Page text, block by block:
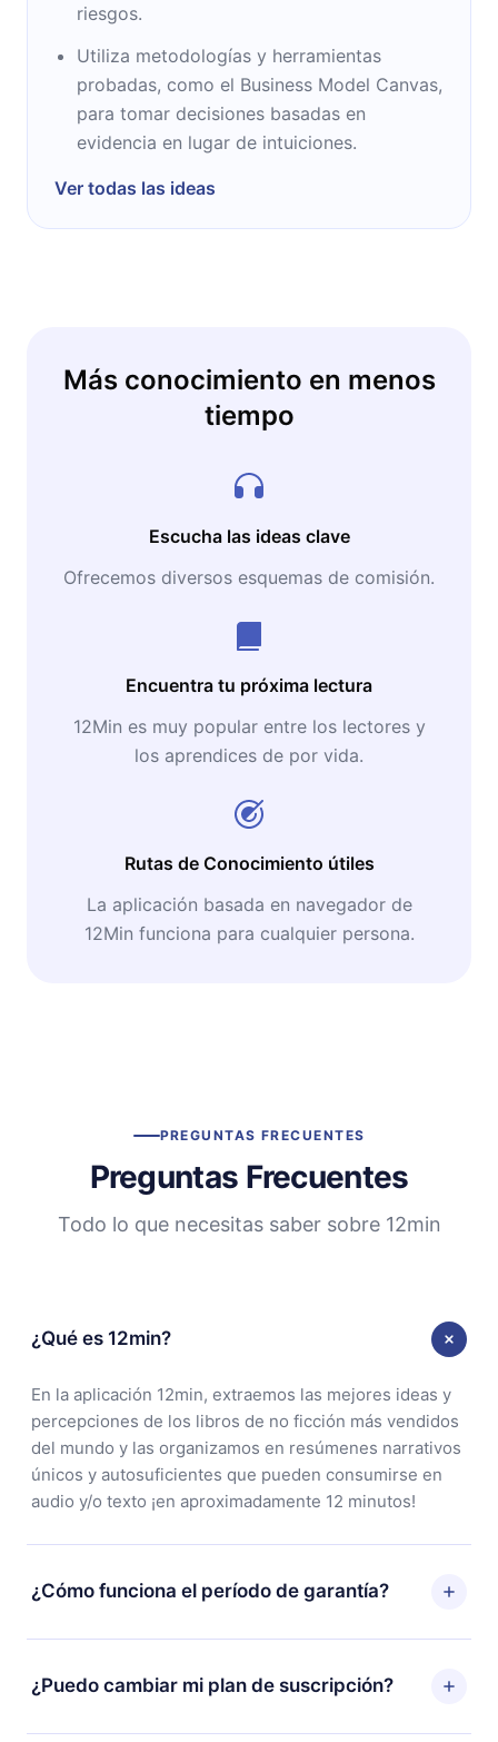
riesgos.
Utiliza metodologías y herramientas
probadas, como el Business Model Canvas,
para tomar decisiones basadas en
evidencia en lugar de intuiciones.
Ver todas las ideas
Más conocimiento en menos
tiempo
Escucha las ideas clave
Ofrecemos diversos esquemas de comisión.
Encuentra tu próxima lectura
12Min es muy popular entre los lectores y
los aprendices de por vida.
Rutas de Conocimiento útiles
La aplicación basada en navegador de
12Min funciona para cualquier persona.
PREGUNTAS FRECUENTES
Preguntas Frecuentes
Todo lo que necesitas saber sobre 12min
¿Qué es 12min?
En la aplicación 12min, extraemos las mejores ideas y
percepciones de los libros de no ficción más vendidos
del mundo y las organizamos en resúmenes narrativos
únicos y autosuficientes que pueden consumirse en
audio y/o texto ¡en aproximadamente 12 minutos!
¿Cómo funciona el período de garantía?
Puedes descargar nuestra aplicación y comenzar a
disfrutar de nuestra biblioteca. Si por alguna razón no
estás satisfecho con nuestra plataforma, simplemente
¿Puedo cambiar mi plan de suscripción?